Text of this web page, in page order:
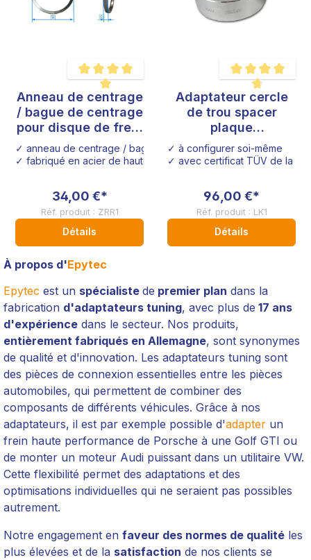
Note moyenne de 5 sur 5 étoiles
Anneau de centrage
/ bague de centrage
pour disque de frein
sur mesure
fabrication spéciale
Honda
✓ anneau de centrage / bague de centrage exclusive,
✓ fabriqué en acier de haute résistance
34,00 €*
Réf. produit : ZRR1
Détails
Note moyenne de
Adaptateur cercle
de trou spacer
plaque
élargissement
fabrication spéciale
✓ à configurer soi-même
✓ avec certificat TÜV de la
96,00 €*
Réf. produit : LK1
Détails
À propos d'Epytec
Epytec est un spécialiste de premier plan dans la
fabrication d'adaptateurs tuning, avec plus de 17 ans
d'expérience dans le secteur. Nos produits,
entièrement fabriqués en Allemagne, sont synonymes
de qualité et d'innovation. Les adaptateurs tuning sont
des pièces de connexion essentielles entre les pièces
automobiles, qui permettent de combiner des
composants de différents véhicules. Grâce à nos
adaptateurs, il est par exemple possible d'adapter un
frein haute performance de Porsche à une Golf GTI ou
de monter un moteur Audi puissant dans un utilitaire VW.
Cette flexibilité permet des adaptations et des
optimisations individuelles qui ne seraient pas possibles
autrement.
Notre engagement en faveur des normes de qualité les
plus élevées et de la satisfaction de nos clients se